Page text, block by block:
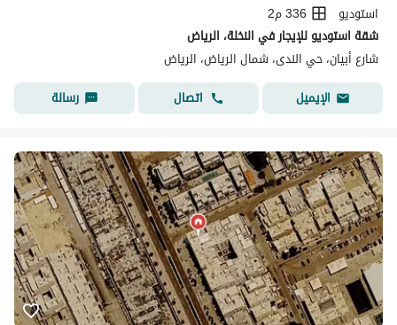
استوديو
336 م2
شقة استوديو للإيجار في النخلة، الرياض
شارع أبيان، حي الندى، شمال الرياض، الرياض
الإيميل
اتصال رسالة